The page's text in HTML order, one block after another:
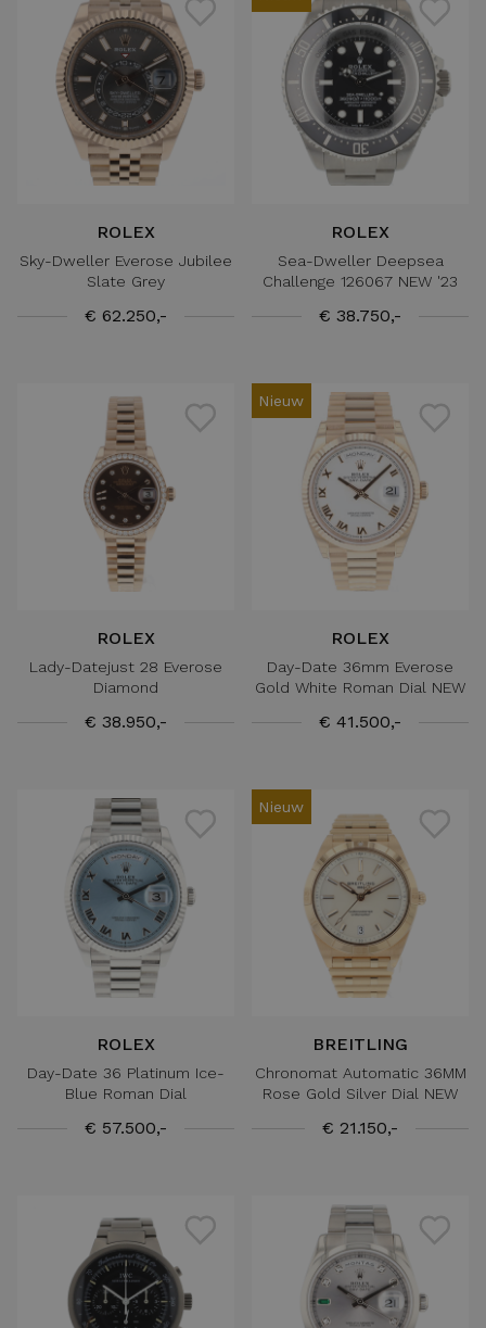
ROLEX
Sky-Dweller Everose Jubilee
Slate Grey
€ 62.250,-
ROLEX
Sea-Dweller Deepsea
Challenge 126067 NEW '23
€ 38.750,-
ROLEX
Lady-Datejust 28 Everose
Diamond
€ 38.950,-
Nieuw
ROLEX
Day-Date 36mm Everose
Gold White Roman Dial NEW
€ 41.500,-
ROLEX
Day-Date 36 Platinum Ice-
Blue Roman Dial
€ 57.500,-
Nieuw
BREITLING
Chronomat Automatic 36MM
Rose Gold Silver Dial NEW
€ 21.150,-